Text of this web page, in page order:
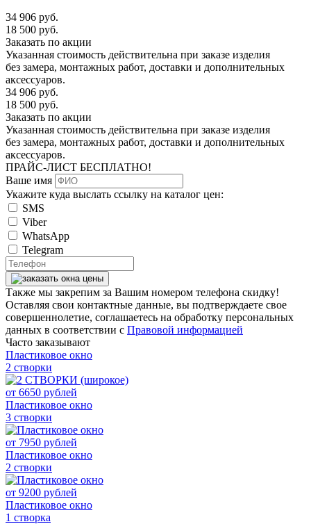
34 906 руб.
18 500 руб.
Заказать по акции
Указанная стоимость действительна при заказе изделия
без замера, монтажных работ, доставки и дополнительных
аксессуаров.
34 906 руб.
18 500 руб.
Заказать по акции
Указанная стоимость действительна при заказе изделия
без замера, монтажных работ, доставки и дополнительных
аксессуаров.
ПРАЙС-ЛИСТ БЕСПЛАТНО!
Ваше имя
Укажите куда выслать ссылку на каталог цен:
SMS
Viber
WhatsApp
Telegram
Также мы закрепим за Вашим номером телефона скидку!
Оставляя свои контактные данные, вы подтверждаете свое
совершеннолетие, соглашаетесь на обработку персональных
данных в соответствии с Правовой информацией
Часто заказывают
Пластиковое окно
2 створки
от 6650 рублей
Пластиковое окно
3 створки
от 7950 рублей
Пластиковое окно
2 створки
от 9200 рублей
Пластиковое окно
1 створка